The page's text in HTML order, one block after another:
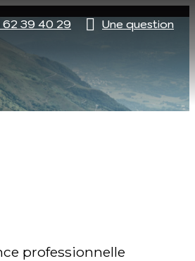
62 39 40 29 Une question
professionnelle